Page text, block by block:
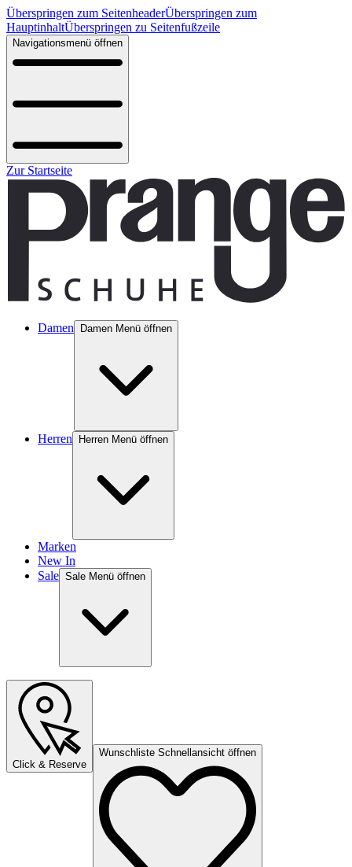
Überspringen zum SeitenheaderÜberspringen zum
HauptinhaltÜberspringen zu Seitenfußzeile
Navigationsmenü öffnen
Zur Startseite
Damen Damen Menü öffnen
Herren Herren Menü öffnen
Marken
New In
Sale Sale Menü öffnen
Click & Reserve
Wunschliste Schnellansicht öffnen